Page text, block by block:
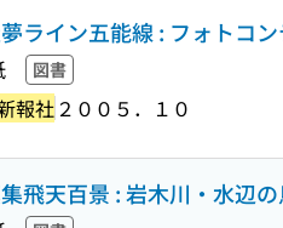
ライン五能線 : フォトコ
図書
報社 ２００５．１０
飛天百景 : 岩木川・水辺